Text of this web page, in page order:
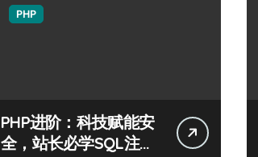
PHP
PHP进阶：科技赋能安
全，站长必学SQL注入